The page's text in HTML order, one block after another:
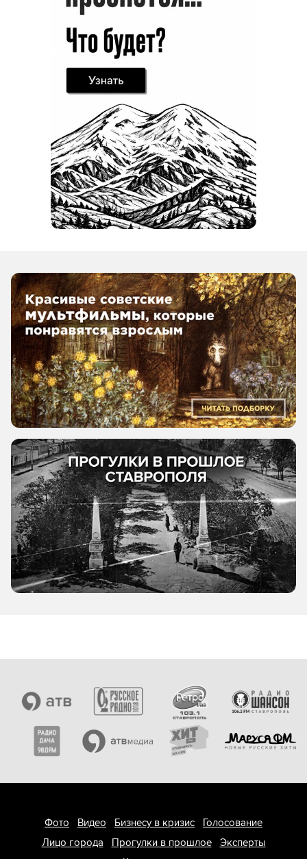
Фото Видео Бизнесу в кризис
Голосование
Лицо города
Прогулки в прошлое
Эксперты